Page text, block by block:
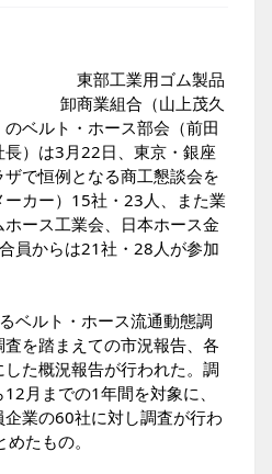
東部工業用ゴム製品
卸商業組合（山上茂久
ベルト・ホース部会（前田
）は3月22日、東京・銀座
で恒例となる商工懇談会を
カー）15社・23人、また業
ース工業会、日本ホース金
員からは21社・28人が参加
ベルト・ホース流通動態調
を踏まえての市況報告、各
た概況報告が行われた。調
月までの1年間を対象に、
業の60社に対し調査が行わ
たもの。